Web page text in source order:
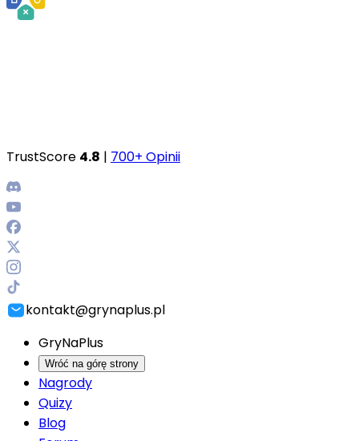
TrustScore 4.8 | 700+ Opinii
kontakt@grynaplus.pl
GryNaPlus
Wróć na górę strony
Nagrody
Quizy
Blog